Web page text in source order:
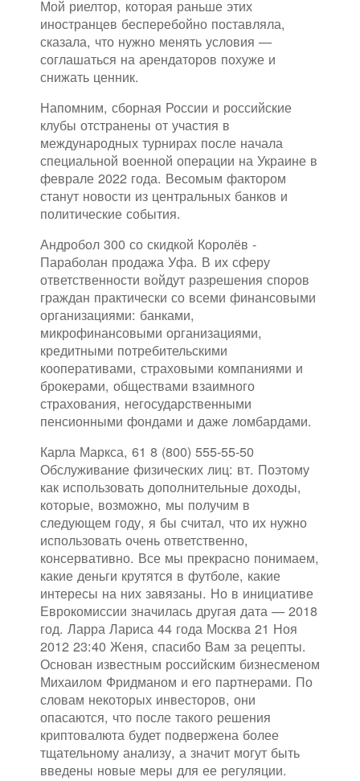
Мой риелтор, которая раньше этих
иностранцев бесперебойно поставляла,
сказала, что нужно менять условия —
соглашаться на арендаторов похуже и
снижать ценник.
Напомним, сборная России и российские
клубы отстранены от участия в
международных турнирах после начала
специальной военной операции на Украине в
феврале 2022 года. Весомым фактором
станут новости из центральных банков и
политические события.
Андробол 300 со скидкой Королёв -
Параболан продажа Уфа. В их сферу
ответственности войдут разрешения споров
граждан практически со всеми финансовыми
организациями: банками,
микрофинансовыми организациями,
кредитными потребительскими
кооперативами, страховыми компаниями и
брокерами, обществами взаимного
страхования, негосударственными
пенсионными фондами и даже ломбардами.
Карла Маркса, 61 8 (800) 555-55-50
Обслуживание физических лиц: вт. Поэтому
как использовать дополнительные доходы,
которые, возможно, мы получим в
следующем году, я бы считал, что их нужно
использовать очень ответственно,
консервативно. Все мы прекрасно понимаем,
какие деньги крутятся в футболе, какие
интересы на них завязаны. Но в инициативе
Еврокомиссии значилась другая дата — 2018
год. Ларра Лариса 44 года Москва 21 Ноя
2012 23:40 Женя, спасибо Вам за рецепты.
Основан известным российским бизнесменом
Михаилом Фридманом и его партнерами. По
словам некоторых инвесторов, они
опасаются, что после такого решения
криптовалюта будет подвержена более
тщательному анализу, а значит могут быть
введены новые меры для ее регуляции.